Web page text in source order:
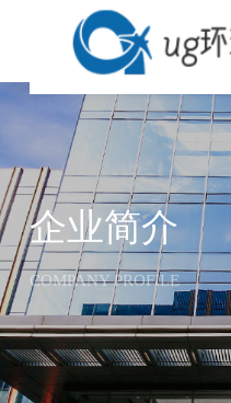
企业简介
COMPANY PROFILE